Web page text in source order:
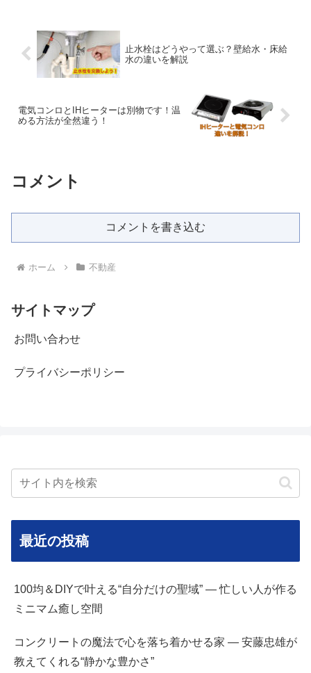
止水栓はどうやって選ぶ？壁給水・床給
水の違いを解説
電気コンロとIHヒーターは別物です！温
める方法が全然違う！
コメント
コメントを書き込む
ホーム 不動産
サイトマップ
お問い合わせ
プライバシーポリシー
最近の投稿
100均＆DIYで叶える“自分だけの聖域” — 忙しい人が作る
ミニマム癒し空間
コンクリートの魔法で心を落ち着かせる家 — 安藤忠雄が
教えてくれる“静かな豊かさ”